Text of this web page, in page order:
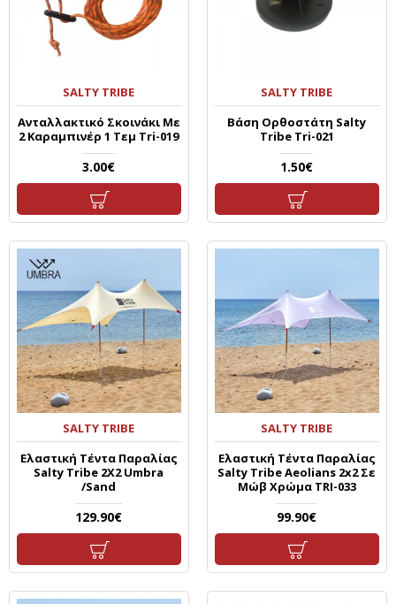
SALTY TRIBE
Ανταλλακτικό Σκοινάκι Με
2 Καραμπινέρ 1 Τεμ Tri-019
3.00€
SALTY TRIBE
Βάση Ορθοστάτη Salty
Tribe Tri-021
1.50€
SALTY TRIBE
Ελαστική Τέντα Παραλίας
Salty Tribe 2X2 Umbra
/Sand
129.90€
SALTY TRIBE
Ελαστική Τέντα Παραλίας
Salty Tribe Aeolians 2x2 Σε
Μώβ Χρώμα TRI-033
99.90€